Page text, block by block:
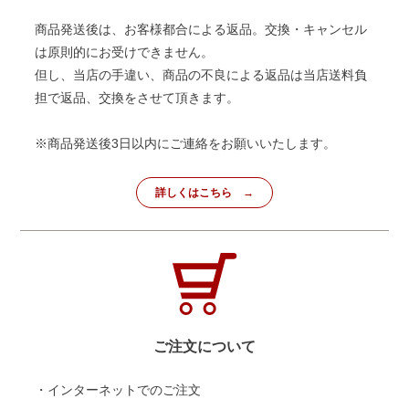
商品発送後は、お客様都合による返品。交換・キャンセル
は原則的にお受けできません。
但し、当店の手違い、商品の不良による返品は当店送料負
担で返品、交換をさせて頂きます。
※商品発送後3日以内にご連絡をお願いいたします。
詳しくはこちら
ご注文について
・インターネットでのご注文